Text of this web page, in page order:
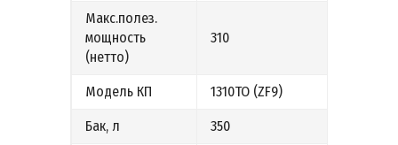
Макс.полез.
мощность
(нетто)
310
Модель КП 1310ТО (ZF9)
Бак, л 350